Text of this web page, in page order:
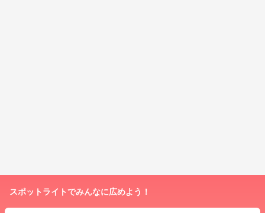
スポットライトでみんなに広めよう！